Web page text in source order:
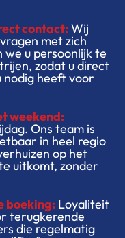
contact:Wij
met zich
u persoonlijk te
zodat u direct
heeft voor
weekend:
Ons team is
in heel regio
op het
uitkomt, zonder
boeking: Loyaliteit
terugkerende
die regelmatig